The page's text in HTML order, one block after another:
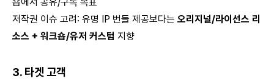
저작권 이슈 고려: 유명 IP 번들 제공보다는 오리지널/라이선스 리
소스 + 워크숍/유저 커스텀 지향
3. 타겟 고객